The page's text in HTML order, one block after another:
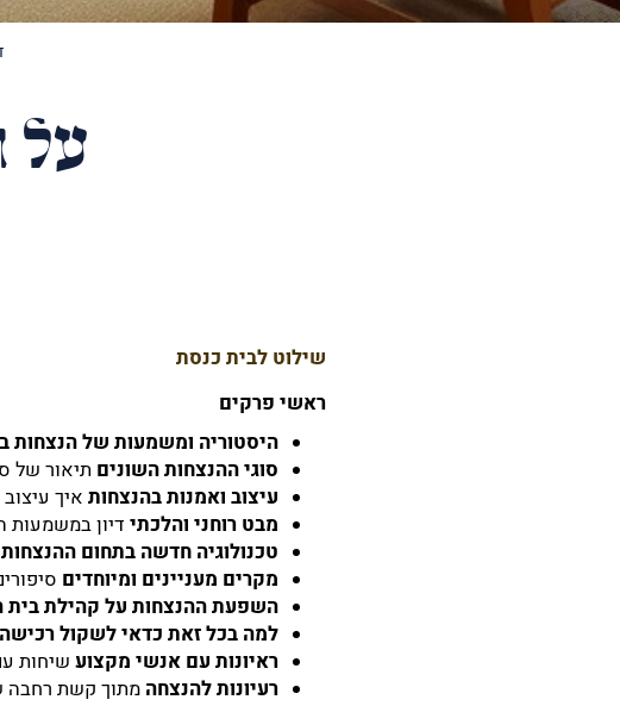
על
שילוט לבית כנסת
ראשי פרקים
היסטוריה ומשמעות של הנצחות
סוגי ההנצחות השונים תיאור של
עיצוב ואמנות בהנצחות איך
מבט רוחני והלכתי דיון במשמעות
טכנולוגיה חדשה בתחום ההנצחות
מקרים מעניינים ומיוחדים
השפעת ההנצחות על קהילת בית
למה בכל זאת כדאי לשקול
ראיונות עם אנשי מקצוע שיחות
רעיונות להנצחה מתוך קשת רחבה